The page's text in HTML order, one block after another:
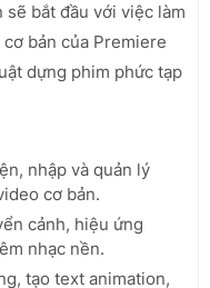
sẽ bắt đầu với việc làm
bản của Premiere
dựng phim phức tạp
nhập và quản lý
cơ bản.
cảnh, hiệu ứng
nhạc nền.
tạo text animation,